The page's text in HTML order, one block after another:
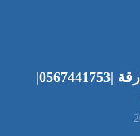
نجار في الشارقة |0567441753|